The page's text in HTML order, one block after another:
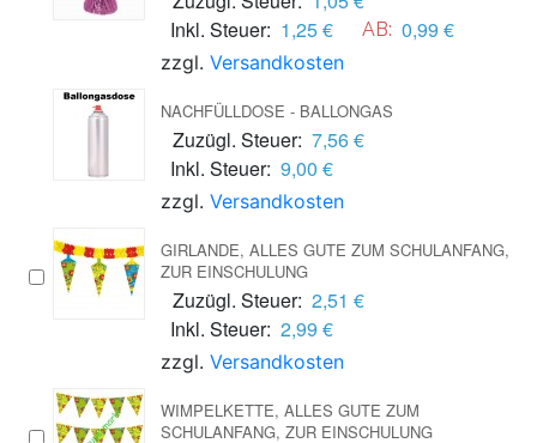
Inkl. Steuer: 1,25 € AB: 0,99 €
zzgl. Versandkosten
NACHFÜLLDOSE - BALLONGAS
Zuzügl. Steuer: 7,56 €
Inkl. Steuer: 9,00 €
zzgl. Versandkosten
GIRLANDE, ALLES GUTE ZUM SCHULANFANG,
ZUR EINSCHULUNG
Zuzügl. Steuer: 2,51 €
Inkl. Steuer: 2,99 €
zzgl. Versandkosten
WIMPELKETTE, ALLES GUTE ZUM
SCHULANFANG, ZUR EINSCHULUNG